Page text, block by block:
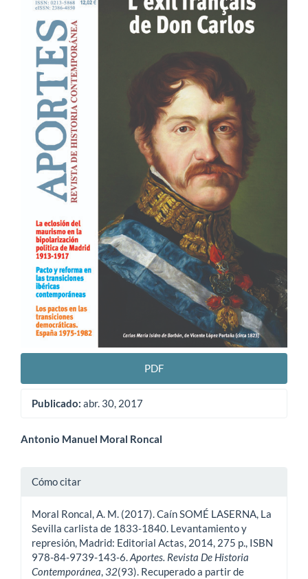
lateral
del
artículo
PDF
Publicado: abr. 30, 2017
Contenido
del
artículo
Antonio Manuel Moral Roncal
Detalles
artículo
Cómo citar
Moral Roncal, A. M. (2017). Caín SOMÉ LASERNA, La
Sevilla carlista de 1833-1840. Levantamiento y
represión, Madrid: Editorial Actas, 2014, 275 p., ISBN
978-84-9739-143-6.Aportes. Revista De Historia
Contemporánea,32(93). Recuperado a partir de